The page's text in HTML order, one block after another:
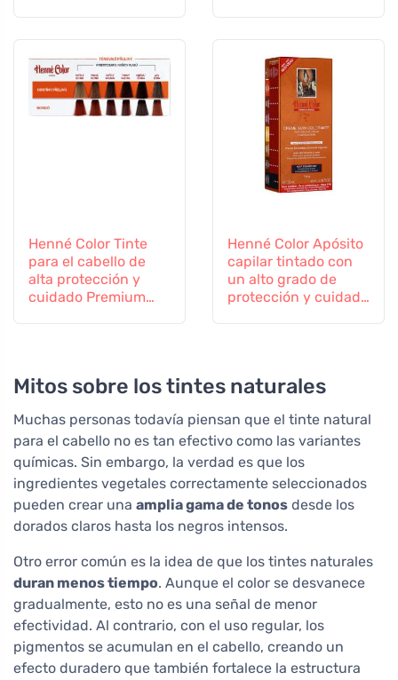
Henné Color Tinte
para el cabello de
alta protección y
cuidado Premium
Henné Color Apósito
capilar tintado con
un alto grado de
protección y cuidado
Mitos sobre los tintes naturales
Muchas personas todavía piensan que el tinte natural
para el cabello no es tan efectivo como las variantes
químicas. Sin embargo, la verdad es que los
ingredientes vegetales correctamente seleccionados
pueden crear una amplia gama de tonos desde los
dorados claros hasta los negros intensos.
Otro error común es la idea de que los tintes naturales
duran menos tiempo. Aunque el color se desvanece
gradualmente, esto no es una señal de menor
efectividad. Al contrario, con el uso regular, los
pigmentos se acumulan en el cabello, creando un
efecto duradero que también fortalece la estructura